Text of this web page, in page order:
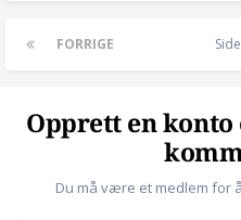
FORRIGE
Opprett en
Du må være et medlem for